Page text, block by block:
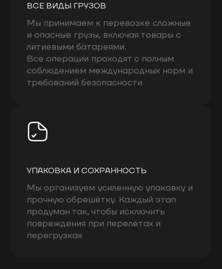
ВСЕ ВИДЫ ГРУЗОВ
Мы принимаем к перевозке сложные
и опасные грузы, включая товары с
литиевыми батареями.
Все операции проходят с полным
соблюдением международных норм и
требований безопасности
УПАКОВКА И СОХРАННОСТЬ
Мы организуем усиленную упаковку и
прочную обрешётку. Каждый этап
продуман так, чтобы исключить
повреждения при перелётах и
перегрузках